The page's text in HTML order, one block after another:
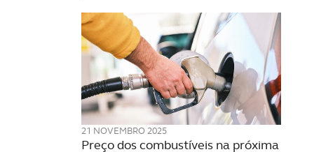
21 NOVEMBRO 2025
Preço dos combustíveis na próxima